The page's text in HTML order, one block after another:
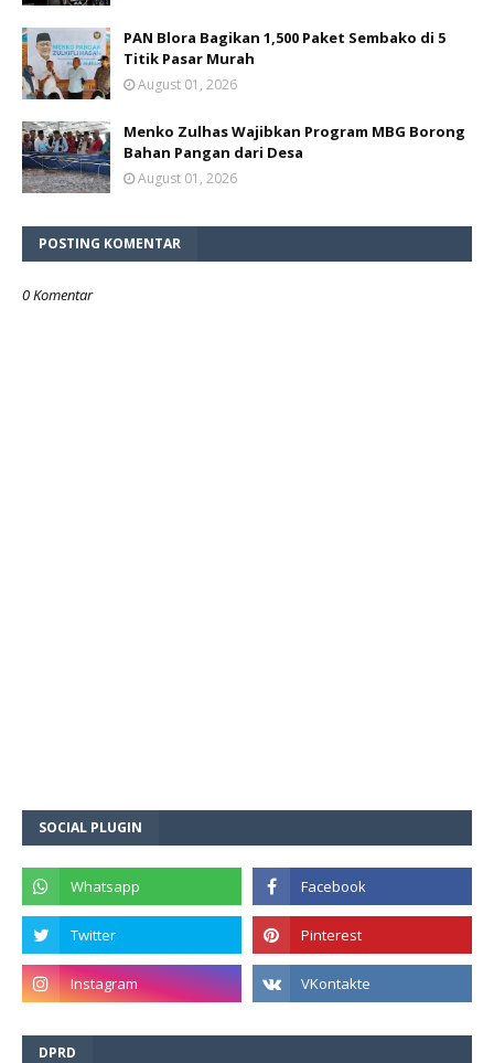
PAN Blora Bagikan 1,500 Paket Sembako di 5
Titik Pasar Murah
August 01, 2026
Menko Zulhas Wajibkan Program MBG Borong
Bahan Pangan dari Desa
August 01, 2026
POSTING KOMENTAR
0 Komentar
SOCIAL PLUGIN
DPRD